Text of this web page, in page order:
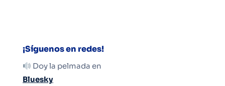
¡Síguenos en redes!
Doy la pelmada en
Bluesky